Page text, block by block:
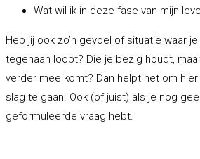
Wat wil ik in deze fase van mijn
Heb jij ook zo’n gevoel of situatie waar
tegenaan loopt? Die je bezig houdt,
verder mee komt? Dan helpt het om
slag te gaan. Ook (of juist) als je nog
geformuleerde vraag hebt.